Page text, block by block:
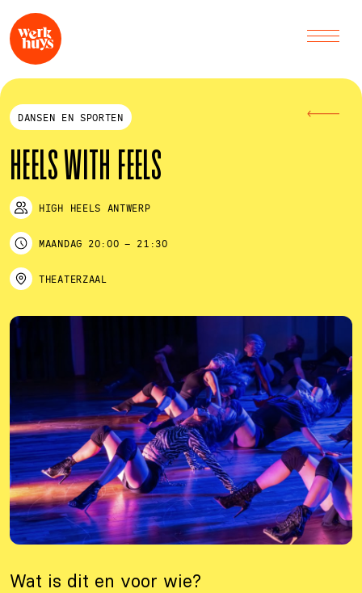
DANSEN EN SPORTEN
HEELS WITH FEELS
HIGH HEELS ANTWERP
MAANDAG 20:00 – 21:30
THEATERZAAL
Wat is dit en voor wie?